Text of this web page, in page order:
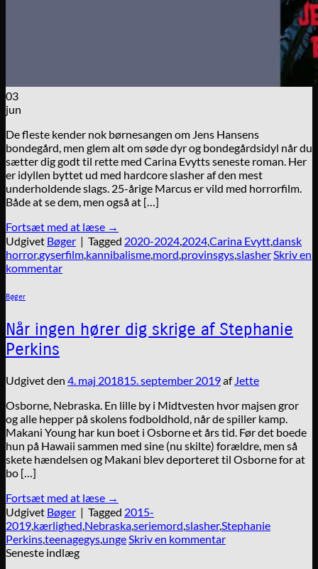
03
jun
De fleste kender nok børnesangen om Jens Hansens
bondegård, men glem alt om søde dyr og bondegårdsidyl når du
sætter dig godt til rette med Carina Evytts seneste roman. Her
er idyllen byttet ud med hardcore slasher af den mest
underholdende slags. 25-årige Marcus er vild med horrorfilm.
Både at se dem, men også at […]
Fortsæt med at læse →
Udgivet Bøger | Tagged 2020-2024,2024,Carina Evytt,dansk
horror,gyserfilm,kannibalisme,mord,provinsgys,slasherSkriv en
kommentar
Bøger
Når ingen hører dig skrige af Stephanie
Perkins
Udgivet den 4. maj 201815. september 2019af Jette
Osborne, Nebraska. En lille by i Midtvesten hvor majsen gror
og alle hepper på skolens fodboldhold, når de spiller kamp.
Makani Young har kun boet i Osborne et års tid. Før det boede
hun på Hawaii sammen med sine (nu skilte) forældre, men så
skete hændelsen og Makani blev deporteret til Osborne for at
bo […]
Fortsæt med at læse →
Udgivet Bøger | Tagged 2015-
2019,kærlighed,Nebraska,seriemord,slasher,Stephanie
Perkins,teenagegys,ungeSkriv en kommentar
Seneste indlæg